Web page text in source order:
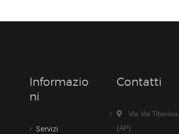
Informazio
Ni
Servizi
Contatti
Via Val
(AP)